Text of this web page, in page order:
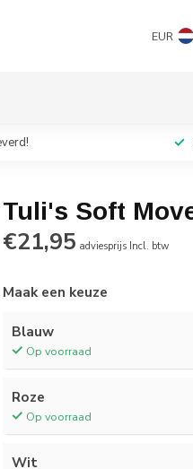
EUR
Tuli's Soft
€21,95 adviesprijs Incl. btw
Maak een keuze
Blauw
Op voorraad
Roze
Op voorraad
Wit